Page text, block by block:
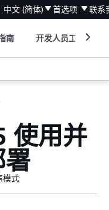
中文 (简体) 首选项 联系
南 开发人员工具
使用并
模式